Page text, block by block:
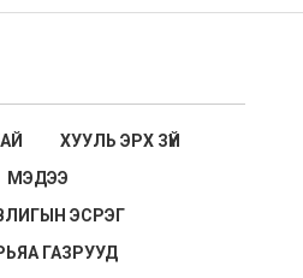
ХУУЛЬ ЭРХ ЗҮЙ
МЭДЭЭ
ЭСРЭГ
ГАЗРУУД